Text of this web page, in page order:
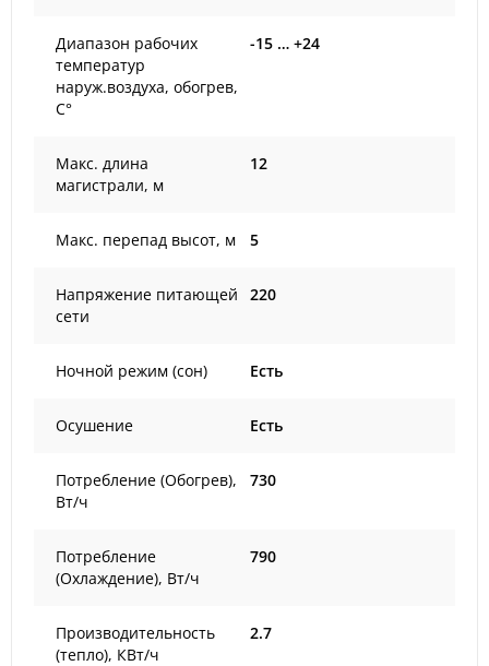
Диапазон рабочих
температур
наруж.воздуха, обогрев,
С°
-15 … +24
Макс. длина
магистрали, м
12
Макс. перепад высот, м 5
Напряжение питающей
сети
220
Ночной режим (сон) Есть
Осушение Есть
Потребление (Обогрев),
Вт/ч
730
Потребление
(Охлаждение), Вт/ч
790
Производительность
(тепло), КВт/ч
2.7